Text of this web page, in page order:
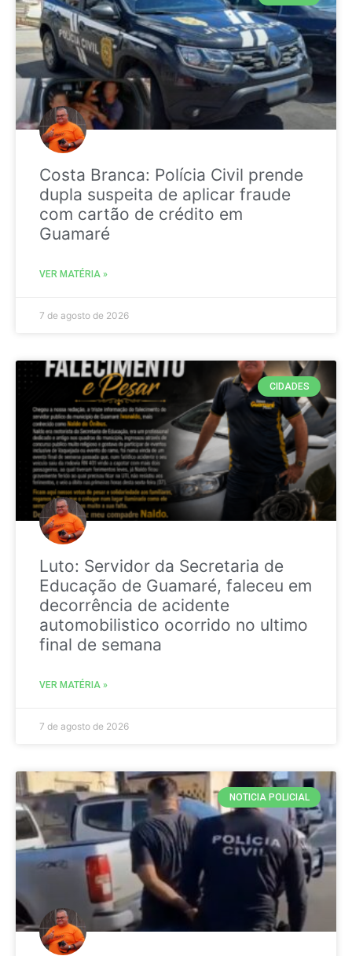
Costa Branca: Polícia Civil prende
dupla suspeita de aplicar fraude
com cartão de crédito em
Guamaré
VER MATÉRIA »
7 de agosto de 2026
CIDADES
Luto: Servidor da Secretaria de
Educação de Guamaré, faleceu em
decorrência de acidente
automobilistico ocorrido no ultimo
final de semana
VER MATÉRIA »
7 de agosto de 2026
NOTICIA POLICIAL